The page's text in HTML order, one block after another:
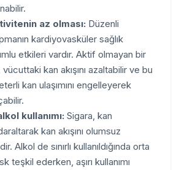
az olması: Düzenli
kardiyovasküler sağlık
etkileri vardır. Aktif olmayan bir
kan akışını azaltabilir ve bu
kan ulaşımını engelleyerek
kullanımı: Sigara, kan
kan akışını olumsuz
Alkol de sınırlı kullanıldığında orta
teşkil ederken, aşırı kullanımı